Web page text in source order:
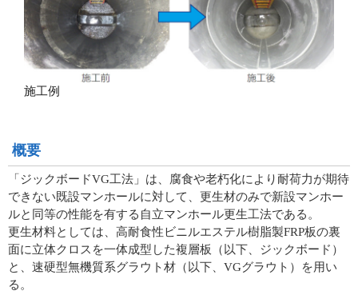
施工例
概要
「ジックボードVG工法」は、腐食や老朽化により耐荷力が期待
できない既設マンホールに対して、更生材のみで新設マンホー
ルと同等の性能を有する自立マンホール更生工法である。
更生材料としては、高耐食性ビニルエステル樹脂製FRP板の裏
面に立体クロスを一体成型した複層板（以下、ジックボード）
と、速硬型無機質系グラウト材（以下、VGグラウト）を用い
る。